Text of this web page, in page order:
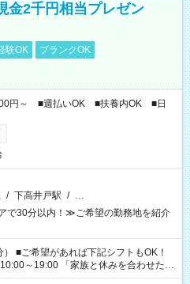
金2千円相当プレゼン
験OK
ブランクOK
円～ ■週払いOK ■扶養内OK ■日
/ 下高井戸駅 / …
で30分以内！≫ご希望の勤務地を紹介
！
族と休みを合わせた
の準備がしたい」 「できれば残業はし